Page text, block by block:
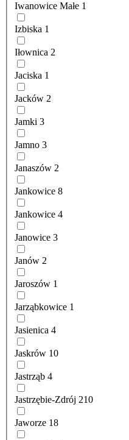
Iwanowice Małe 1
Izbiska 1
Iłownica 2
Jaciska 1
Jacków 2
Jamki 3
Jamno 3
Janaszów 2
Jankowice 8
Jankowice 4
Janowice 3
Janów 2
Jaroszów 1
Jarząbkowice 1
Jasienica 4
Jaskrów 10
Jastrząb 4
Jastrzębie-Zdrój 210
Jaworze 18